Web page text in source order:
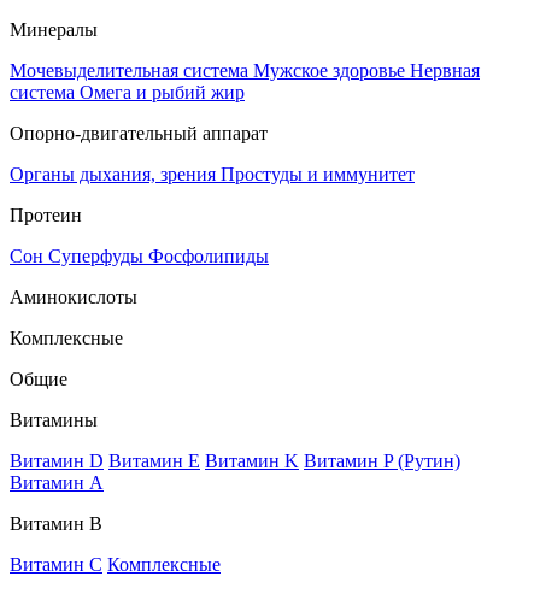
Минералы
Мочевыделительная система Мужское здоровье Нервная
система Омега и рыбий жир
Опорно-двигательный аппарат
Органы дыхания, зрения Простуды и иммунитет
Протеин
Сон Суперфуды Фосфолипиды
Аминокислоты
Комплексные
Общие
Витамины
Витамин D Витамин E Витамин K Витамин P (Рутин)
Витамин А
Витамин В
Витамин C Комплексные